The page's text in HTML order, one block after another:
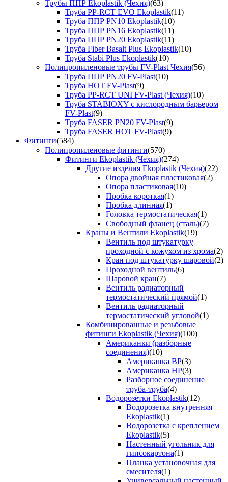
Трубы ППР Ekoplastik (Чехия)(63)
Труба PP-RCT EVO Ekoplastik(11)
Труба ППР PN10 Ekoplastik(10)
Труба ППР PN16 Ekoplastik(11)
Труба ППР PN20 Ekoplastik(11)
Труба Fiber Basalt Plus Ekoplastik(10)
Труба Stabi Plus Ekoplastik(10)
Полипропиленовые трубы FV-Plast Чехия(56)
Труба ППР PN20 FV-Plast(10)
Труба HOT FV-Plast(9)
Труба PP-RCT UNI FV-Plast (Чехия)(10)
Труба STABIOXY с кислородным барьером
FV-Plast(9)
Труба FASER PN20 FV-Plast(9)
Труба FASER HOT FV-Plast(9)
Фитинги(584)
Полипропиленовые фитинги(570)
Фитинги Ekoplastik (Чехия)(274)
Другие изделия Ekoplastik (Чехия)(22)
Опора двойная пластиковая(2)
Опора пластиковая(10)
Пробка короткая(1)
Пробка длинная(1)
Головка термостатическая(1)
Свободный фланец (сталь)(7)
Краны и Вентили Ekoplastik(19)
Вентиль под штукатурку
проходной с кожухом из хрома(2)
Кран под штукатурку шаровой(2)
Проходной вентиль(6)
Шаровой кран(7)
Вентиль радиаторный
термостатический прямой(1)
Вентиль радиаторный
термостатический угловой(1)
Комбинированные и резьбовые
фитинги Ekoplastik (Чехия)(100)
Американки (разборные
соединения)(10)
Американка ВР(3)
Американка НР(3)
Разборное соединение
труба-труба(4)
Водорозетки Ekoplastik(12)
Водорозетка внутренняя
Ekoplastik(1)
Водорозетка с креплением
Ekoplastik(5)
Настенный угольник для
гипсокартона(1)
Планка установочная для
смесителя(1)